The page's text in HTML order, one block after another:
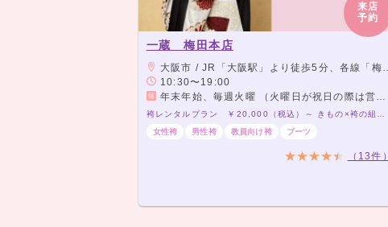
来店
予約
一蔵 梅田本店
大阪市 / JR「大阪駅」より徒歩5分、各線「梅田駅」直結
10:30〜19:00
年末年始、毎週火曜 （火曜日が祝日の際は営業いたします。）
女性袴
男性袴 教員向け袴 ブーツ
（13件）